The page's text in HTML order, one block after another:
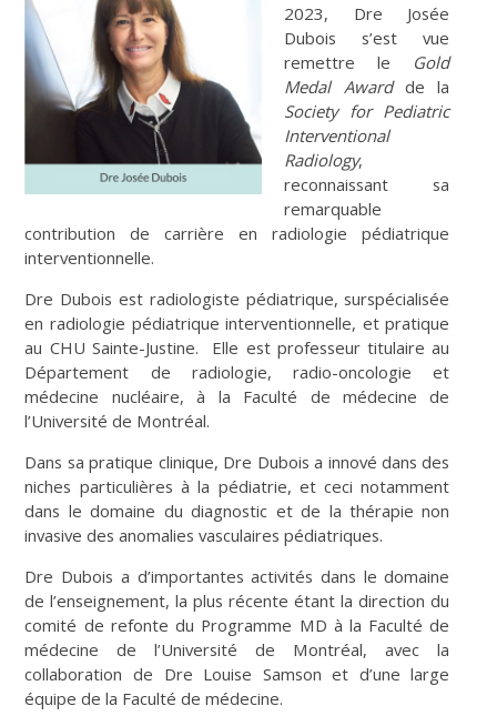
2023, Dre Josée
Dubois s’est vue
remettre le Gold
Medal Awardde la
Society for Pediatric
Interventional
Radiology,
reconnaissant sa
remarquable
contribution de carrière en radiologie pédiatrique
interventionnelle.
Dre Dubois est radiologiste pédiatrique, surspécialisée
en radiologie pédiatrique interventionnelle, et pratique
au CHU Sainte-Justine. Elle est professeur titulaire au
Département de radiologie, radio-oncologie et
médecine nucléaire, à la Faculté de médecine de
l’Université de Montréal.
Dans sa pratique clinique, Dre Dubois a innové dans des
niches particulières à la pédiatrie, et ceci notamment
dans le domaine du diagnostic et de la thérapie non
invasive des anomalies vasculaires pédiatriques.
Dre Dubois a d’importantes activités dans le domaine
de l’enseignement, la plus récente étant la direction du
comité de refonte du Programme MD à la Faculté de
médecine de l’Université de Montréal, avec la
collaboration de Dre Louise Samson et d’une large
équipe de la Faculté de médecine.